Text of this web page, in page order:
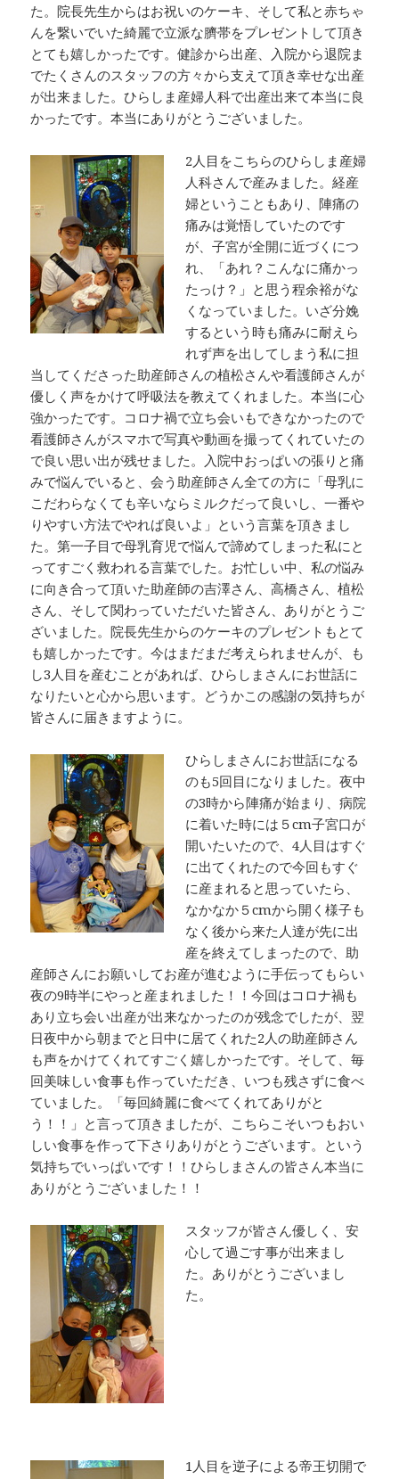
た。院長先生からはお祝いのケーキ、そして私と赤ちゃ
んを繋いでいた綺麗で立派な臍帯をプレゼントして頂き
とても嬉しかったです。健診から出産、入院から退院ま
でたくさんのスタッフの方々から支えて頂き幸せな出産
が出来ました。ひらしま産婦人科で出産出来て本当に良
かったです。本当にありがとうございました。
2人目をこちらのひらしま産婦
人科さんで産みました。経産
婦ということもあり、陣痛の
痛みは覚悟していたのです
が、子宮が全開に近づくにつ
れ、「あれ？こんなに痛かっ
たっけ？」と思う程余裕がな
くなっていました。いざ分娩
するという時も痛みに耐えら
れず声を出してしまう私に担
当してくださった助産師さんの植松さんや看護師さんが
優しく声をかけて呼吸法を教えてくれました。本当に心
強かったです。コロナ禍で立ち会いもできなかったので
看護師さんがスマホで写真や動画を撮ってくれていたの
で良い思い出が残せました。入院中おっぱいの張りと痛
みで悩んでいると、会う助産師さん全ての方に「母乳に
こだわらなくても辛いならミルクだって良いし、一番や
りやすい方法でやれば良いよ」という言葉を頂きまし
た。第一子目で母乳育児で悩んで諦めてしまった私にと
ってすごく救われる言葉でした。お忙しい中、私の悩み
に向き合って頂いた助産師の吉澤さん、高橋さん、植松
さん、そして関わっていただいた皆さん、ありがとうご
ざいました。院長先生からのケーキのプレゼントもとて
も嬉しかったです。今はまだまだ考えられませんが、も
し3人目を産むことがあれば、ひらしまさんにお世話に
なりたいと心から思います。どうかこの感謝の気持ちが
皆さんに届きますように。
ひらしまさんにお世話になる
のも5回目になりました。夜中
の3時から陣痛が始まり、病院
に着いた時には５cm子宮口が
開いたいたので、4人目はすぐ
に出てくれたので今回もすぐ
に産まれると思っていたら、
なかなか５cmから開く様子も
なく後から来た人達が先に出
産を終えてしまったので、助
産師さんにお願いしてお産が進むように手伝ってもらい
夜の9時半にやっと産まれました！！今回はコロナ禍も
あり立ち会い出産が出来なかったのが残念でしたが、翌
日夜中から朝までと日中に居てくれた2人の助産師さん
も声をかけてくれてすごく嬉しかったです。そして、毎
回美味しい食事も作っていただき、いつも残さずに食べ
ていました。「毎回綺麗に食べてくれてありがと
う！！」と言って頂きましたが、こちらこそいつもおい
しい食事を作って下さりありがとうございます。という
気持ちでいっぱいです！！ひらしまさんの皆さん本当に
ありがとうございました！！
スタッフが皆さん優しく、安
心して過ごす事が出来まし
た。ありがとうございまし
た。
1人目を逆子による帝王切開で